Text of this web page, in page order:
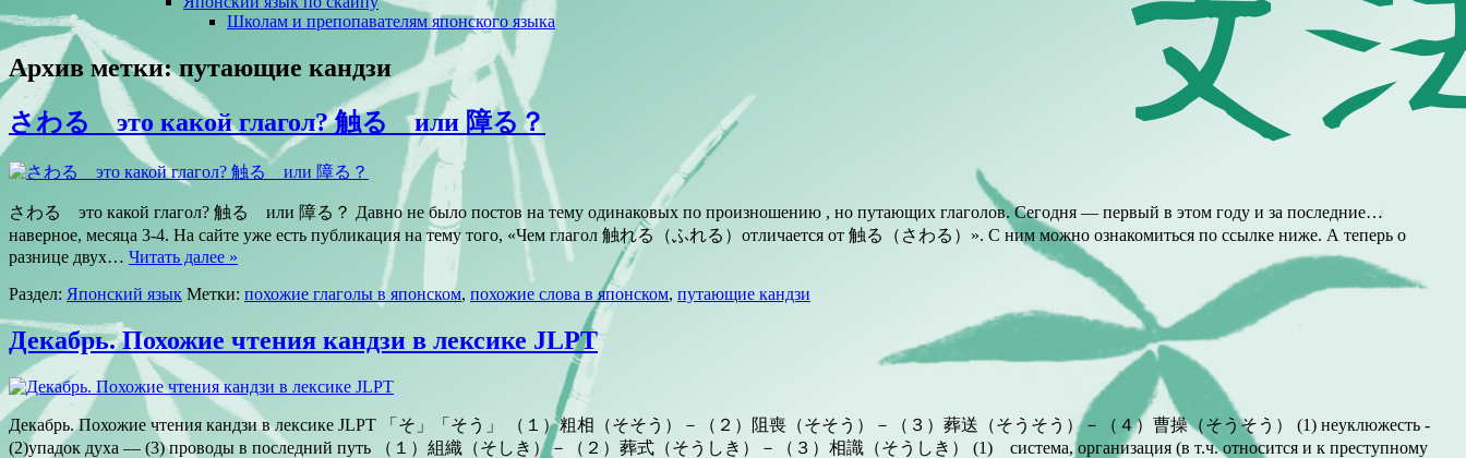
Школам и препопавателям японского языка
Архив метки:путающие кандзи
さわる это какой глагол? 触る или 障る？
さわる это какой глагол? 触る или 障る？ Давно не было постов на тему одинаковых по произношению , но путающих глаголов. Сегодня — первый в этом году и за последние…
наверное, месяца 3-4. На сайте уже есть публикация на тему того, «Чем глагол 触れる（ふれる）отличается от 触る（さわる）». С ним можно ознакомиться по ссылке ниже. А теперь о
разнице двух… Читать далее »
Раздел: Японский язык Метки: похожие глаголы в японском, похожие слова в японском, путающие кандзи
Декабрь. Похожие чтения кандзи в лексике JLPT
Декабрь. Похожие чтения кандзи в лексике JLPT 「そ」「そう」 （１）粗相（そそう）－（２）阻喪（そそう）－（３）葬送（そうそう）－（４）曹操（そうそう） (1) неуклюжесть -
(2)упадок духа — (3) проводы в последний путь （１）組織（そしき）－（２）葬式（そうしき）－（３）相識（そうしき） (1) система, организация (в т.ч. относится и к преступному